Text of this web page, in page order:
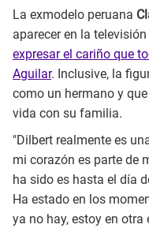
La exmodelo peruana
aparecer en la
expresar el cariño que
Aguilar. Inclusive, la
como un hermano y
vida con su familia.
"Dilbert realmente es
mi corazón es parte de
ha sido es hasta el día
Ha estado en los
ya no hay, estoy en